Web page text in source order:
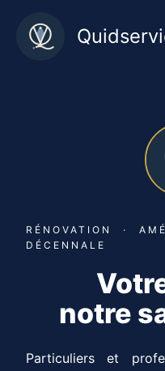
contenu
RÉNOVATION ·
DÉCENNALE
notre
Particuliers et